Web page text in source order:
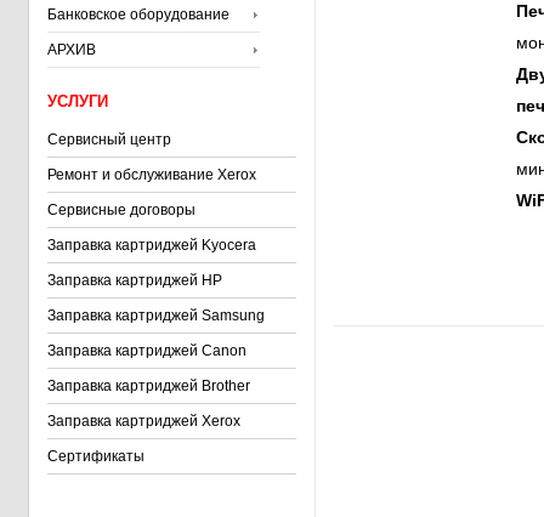
Банковское оборудование
АРХИВ
УСЛУГИ
Сервисный центр
Ремонт и обслуживание Xerox
Сервисные договоры
Заправка картриджей Kyocera
Заправка картриджей HP
Заправка картриджей Samsung
Заправка картриджей Canon
Заправка картриджей Brother
Заправка картриджей Xerox
Сертификаты